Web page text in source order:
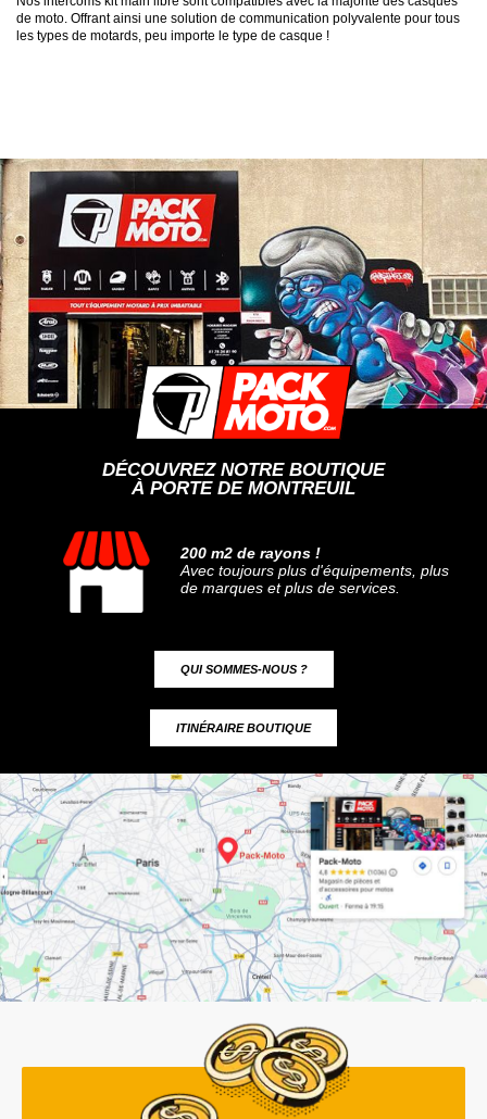
de moto. Offrant ainsi une solution de communication polyvalente pour tous
les types de motards, peu importe le type de casque !
DÉCOUVREZ NOTRE BOUTIQUE
À PORTE DE MONTREUIL
200 m2 de rayons !
Avec toujours plus d'équipements, plus
de marques et plus de services.
QUI SOMMES-NOUS ?
ITINÉRAIRE BOUTIQUE